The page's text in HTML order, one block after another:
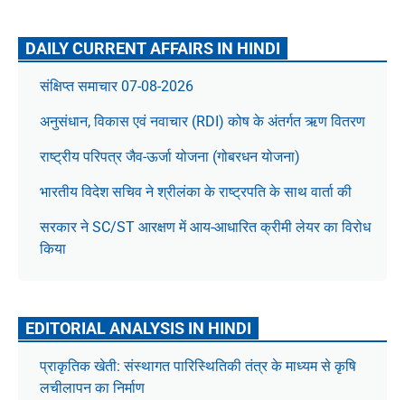
DAILY CURRENT AFFAIRS IN HINDI
संक्षिप्त समाचार 07-08-2026
अनुसंधान, विकास एवं नवाचार (RDI) कोष के अंतर्गत ऋण वितरण
राष्ट्रीय परिपत्र जैव-ऊर्जा योजना (गोबरधन योजना)
भारतीय विदेश सचिव ने श्रीलंका के राष्ट्रपति के साथ वार्ता की
सरकार ने SC/ST आरक्षण में आय-आधारित क्रीमी लेयर का विरोध
किया
EDITORIAL ANALYSIS IN HINDI
प्राकृतिक खेती: संस्थागत पारिस्थितिकी तंत्र के माध्यम से कृषि
लचीलापन का निर्माण